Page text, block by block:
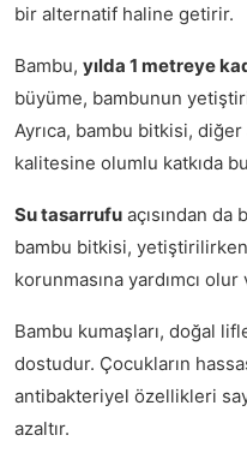
bir alternatif haline getirir.
Bambu, yılda 1 metreye
büyüme, bambunun
Ayrıca, bambu bitkisi,
kalitesine olumlu katkıda
Su tasarrufu açısından
bambu bitkisi,
korunmasına yardımcı
Bambu kumaşları, doğal
dostudur. Çocukların
antibakteriyel özellikleri
azaltır.